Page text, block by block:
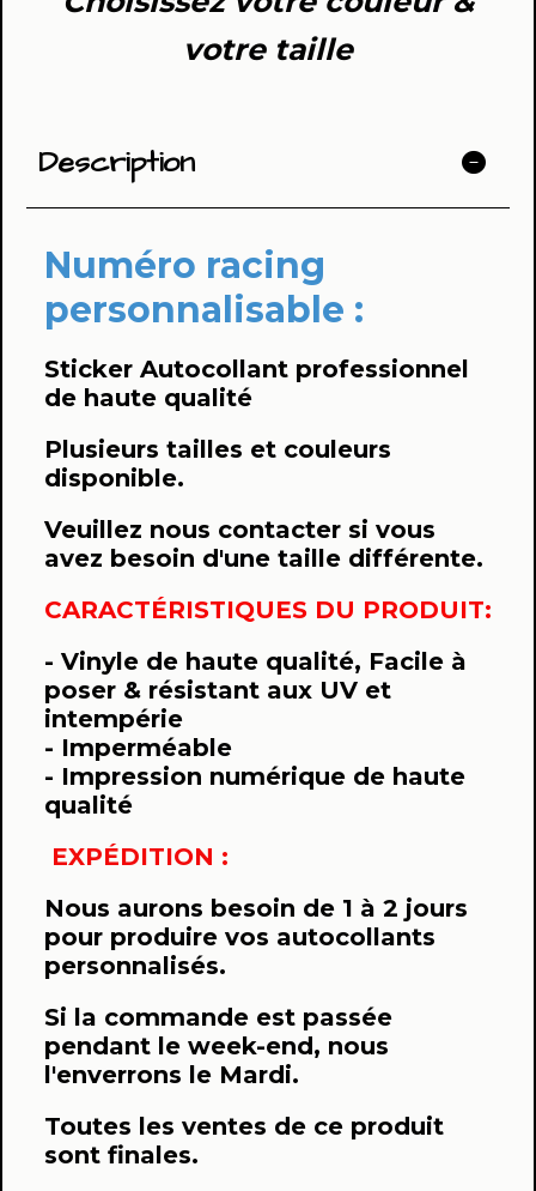
votre taille
Description
Numéro racing
personnalisable :
Sticker Autocollant professionnel
de haute qualité
Plusieurs tailles et couleurs
disponible.
Veuillez nous contacter si vous
avez besoin d'une taille différente.
CARACTÉRISTIQUES DU PRODUIT:
- Vinyle de haute qualité, Facile à
poser & résistant aux UV et
intempérie
- Imperméable
- Impression numérique de haute
qualité
EXPÉDITION :
Nous aurons besoin de 1 à 2 jours
pour produire vos autocollants
personnalisés.
Si la commande est passée
pendant le week-end, nous
l'enverrons le Mardi.
Toutes les ventes de ce produit
sont finales.